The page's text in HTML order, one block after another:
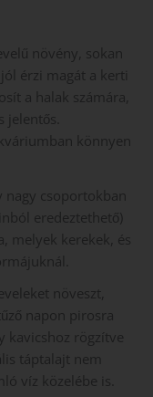
növény, sokan
érzi magát a kerti
a halak számára,
könnyen
nagy csoportokban
eredeztethető)
melyek kerekek, és
növeszt,
napon pirosra
kavicshoz rögzítve
táptalajt nem
víz közelébe is.